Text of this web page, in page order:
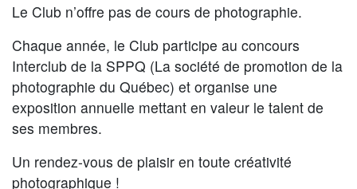
Le Club n’offre pas de cours de photographie.
Chaque année, le Club participe au concours
Interclub de la SPPQ (La société de promotion de la
photographie du Québec) et organise une
exposition annuelle mettant en valeur le talent de
ses membres.
Un rendez-vous de plaisir en toute créativité
photographique !